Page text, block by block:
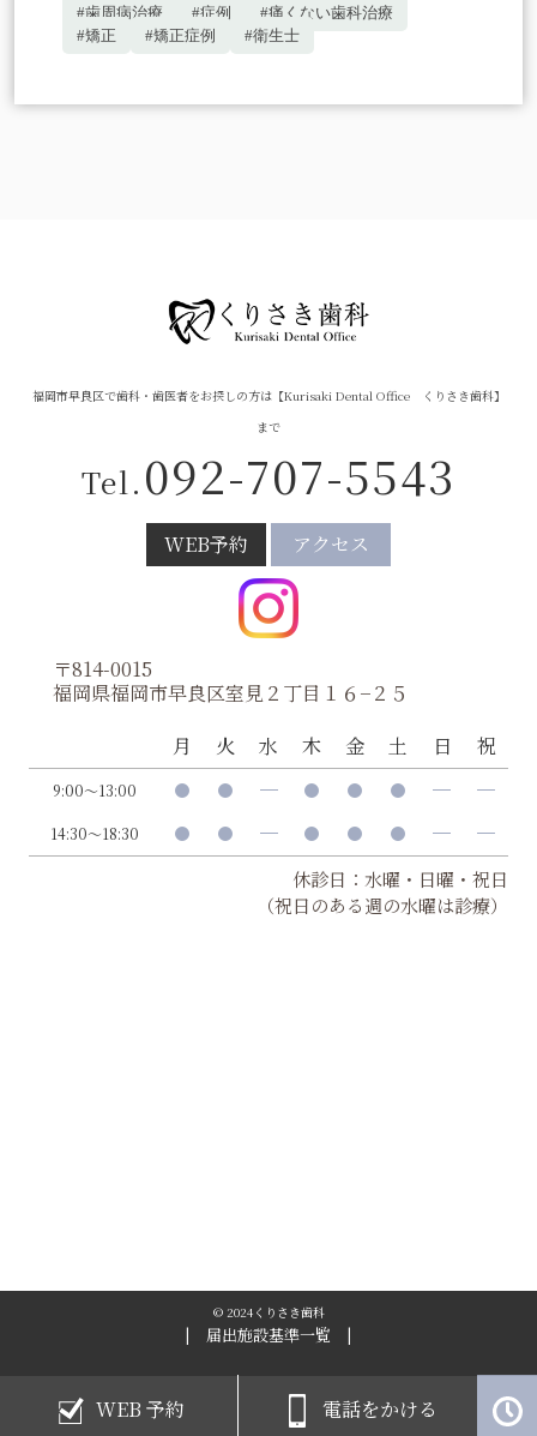
#歯周病治療
#症例
#痛くない歯科治療
#矯正
#矯正症例 #衛生士
福岡市早良区で歯科・歯医者をお探しの方は【Kurisaki Dental Office くりさき歯科】
まで
Tel.092-707-5543
WEB予約 アクセス
〒814-0015
福岡県福岡市早良区室見２丁目１６−２５
月
火 水 木 金 土 日 祝
9:00～13:00
14:30～18:30
休診日：水曜・日曜・祝日
（祝日のある週の水曜は診療）
© 2024くりさき歯科
| 届出施設基準一覧 |
WEB 予約 電話をかける